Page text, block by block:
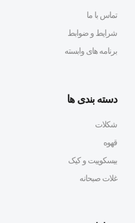
تماس با ما
شرایط و ضوابط
برنامه های وابسته
دسته بندی ها
شکلات
قهوه
بیسکوییت و کیک
غلات صبحانه